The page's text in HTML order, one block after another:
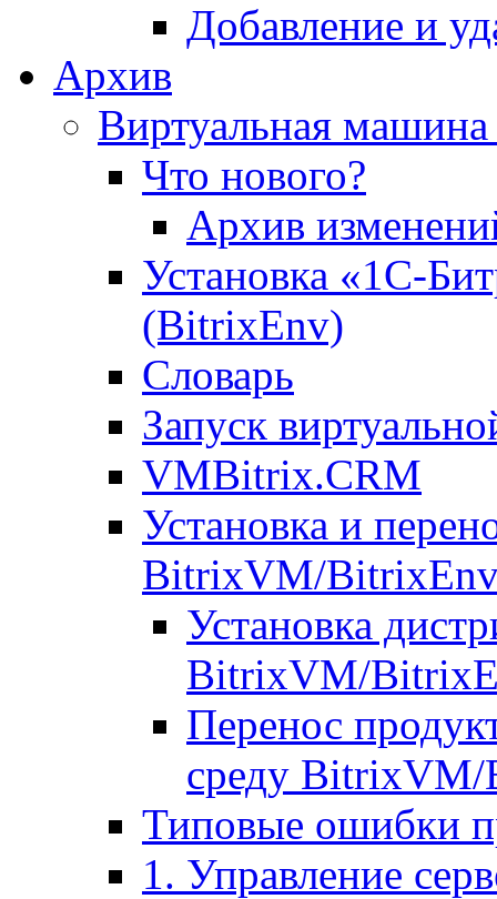
Добавление и
Архив
Виртуальная
Что нового?
Архив
Установка «1С-
(BitrixEnv)
Словарь
Запуск
VMBitrix.CRM
Установка и
BitrixVM/
Установка
BitrixVM/
Перенос
среду
Типовые ошибки
1. Управление